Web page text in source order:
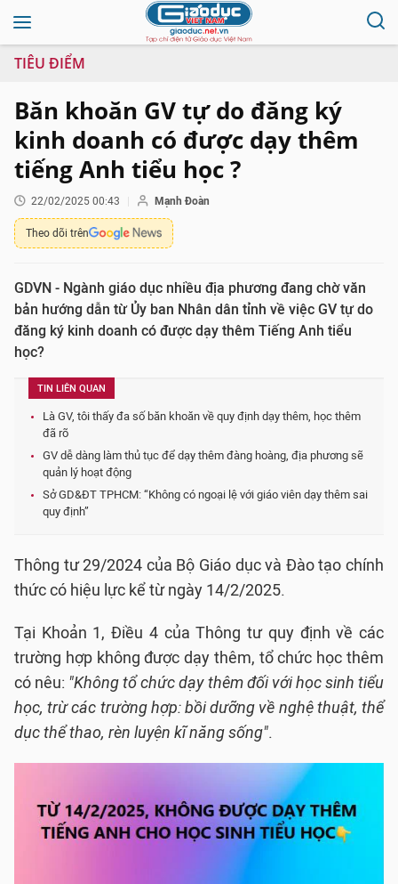
TIÊU ĐIỂM
Băn khoăn GV tự do đăng ký
kinh doanh có được dạy thêm
tiếng Anh tiểu học ?
22/02/2025 00:43 Mạnh Đoàn
Theo dõi trên
GDVN - Ngành giáo dục nhiều địa phương đang chờ văn
bản hướng dẫn từ Ủy ban Nhân dân tỉnh về việc GV tự do
đăng ký kinh doanh có được dạy thêm Tiếng Anh tiểu
học?
TIN LIÊN QUAN
Là GV, tôi thấy đa số băn khoăn về quy định dạy thêm, học thêm
đã rõ
GV dễ dàng làm thủ tục để dạy thêm đàng hoàng, địa phương sẽ
quản lý hoạt động
Sở GD&ĐT TPHCM: “Không có ngoại lệ với giáo viên dạy thêm sai
quy định”
Thông tư 29/2024 của Bộ Giáo dục và Đào tạo chính
thức có hiệu lực kể từ ngày 14/2/2025.
Tại Khoản 1, Điều 4 của Thông tư quy định về các
trường hợp không được dạy thêm, tổ chức học thêm
có nêu: "Không tổ chức dạy thêm đối với học sinh tiểu
học, trừ các trường hợp: bồi dưỡng về nghệ thuật, thể
dục thể thao, rèn luyện kĩ năng sống".